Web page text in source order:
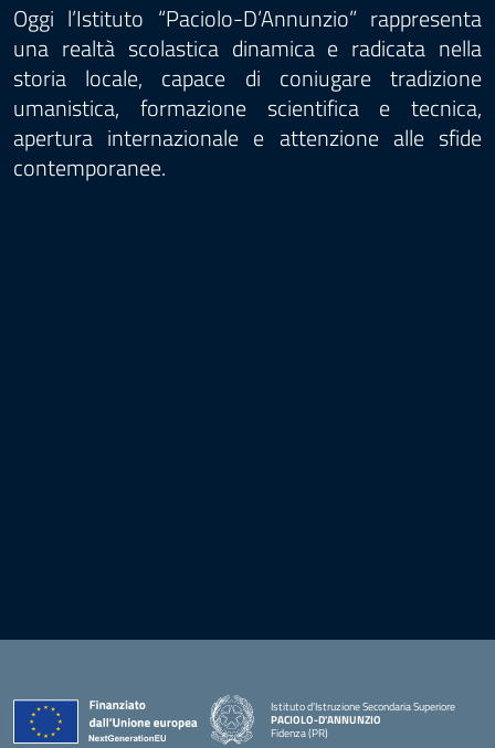
Oggi l’Istituto “Paciolo-D’Annunzio” rappresenta
una realtà scolastica dinamica e radicata nella
storia locale, capace di coniugare tradizione
umanistica, formazione scientifica e tecnica,
apertura internazionale e attenzione alle sfide
contemporanee.
Istituto d'Istruzione Secondaria Superiore
PACIOLO-D'ANNUNZIO
Fidenza (PR)